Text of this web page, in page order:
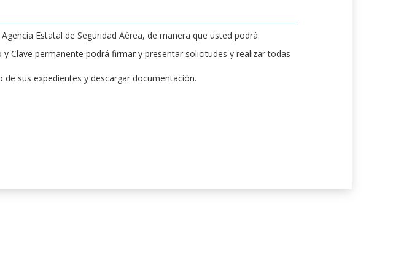
Estatal de Seguridad Aérea, de manera que usted podrá:
Clave permanente podrá firmar y presentar solicitudes y realizar todas
sus expedientes y descargar documentación.